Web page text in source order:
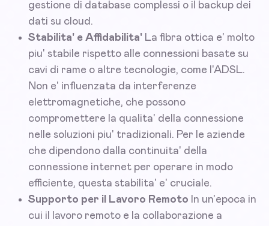
gestione di database complessi o il backup dei
dati su cloud.
Stabilita' e Affidabilita' La fibra ottica e' molto
piu' stabile rispetto alle connessioni basate su
cavi di rame o altre tecnologie, come l'ADSL.
Non e' influenzata da interferenze
elettromagnetiche, che possono
compromettere la qualita' della connessione
nelle soluzioni piu' tradizionali. Per le aziende
che dipendono dalla continuita' della
connessione internet per operare in modo
efficiente, questa stabilita' e' cruciale.
Supporto per il Lavoro Remoto In un'epoca in
cui il lavoro remoto e la collaborazione a